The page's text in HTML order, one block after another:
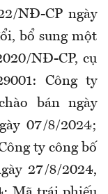
NĐ-CP ngày
bổ sung một
NĐ-CP, cụ
Công ty
bán ngày
07/8/2024;
ty công bố
27/8/2024,